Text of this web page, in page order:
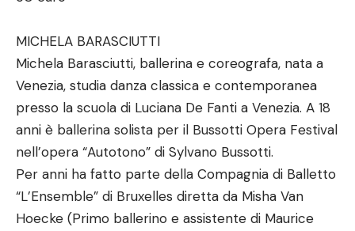
MICHELA BARASCIUTTI
Michela Barasciutti, ballerina e coreografa, nata a
Venezia, studia danza classica e contemporanea
presso la scuola di Luciana De Fanti a Venezia. A 18
anni è ballerina solista per il Bussotti Opera Festival
nell’opera “Autotono” di Sylvano Bussotti.
Per anni ha fatto parte della Compagnia di Balletto
“L’Ensemble” di Bruxelles diretta da Misha Van
Hoecke (Primo ballerino e assistente di Maurice